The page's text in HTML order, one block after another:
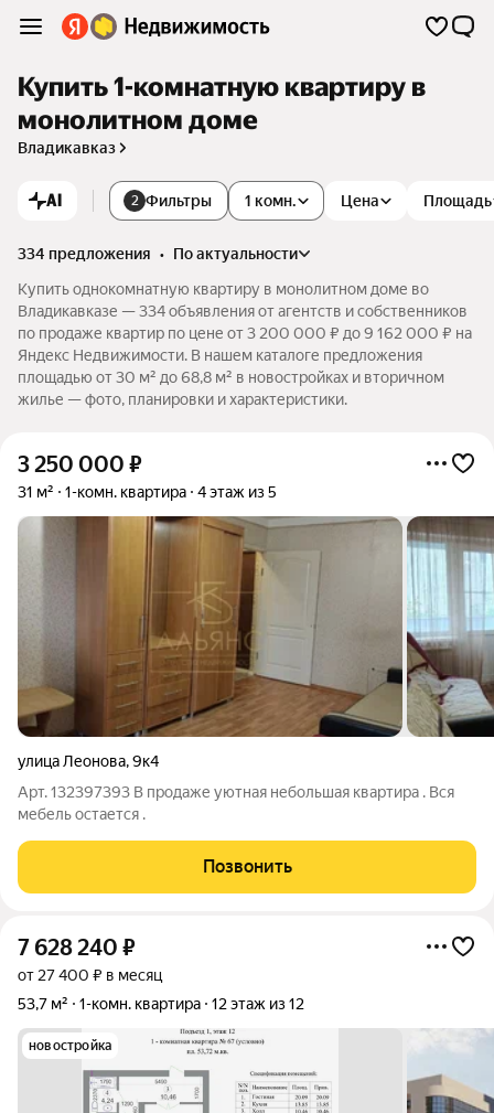
Купить 1-комнатную квартиру в
монолитном доме
Владикавказ
AI 2 Фильтры 1 комн. Цена Площадь
334 предложения •
по актуальности
Купить однокомнатную квартиру в монолитном доме во
Владикавказе — 334 объявления от агентств и собственников
по продаже квартир по цене от 3 200 000 ₽ до 9 162 000 ₽ на
Яндекс Недвижимости. В нашем каталоге предложения
площадью от 30 м² до 68,8 м² в новостройках и вторичном
жилье — фото, планировки и характеристики.
3 250 000 ₽
31 м² 1-комн. квартира 4 этаж из 5
улица Леонова,9к4
Арт. 132397393 В продаже уютная небольшая квартира . Вся
мебель остается .
Позвонить
7 628 240 ₽
от 27 400 ₽ в месяц
53,7 м²
1-комн. квартира 12 этаж из 12
новостройка